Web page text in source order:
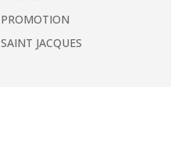
PROMOTION
SAINT JACQUES